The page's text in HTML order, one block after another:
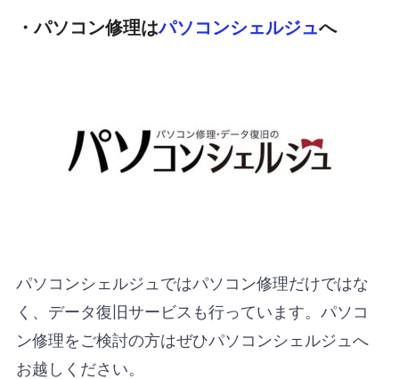
・パソコン修理はパソコンシェルジュへ
パソコンシェルジュではパソコン修理だけではな
く、データ復旧サービスも行っています。パソコ
ン修理をご検討の方はぜひパソコンシェルジュへ
お越しください。